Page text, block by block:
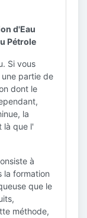
d'Eau
Pétrole
Si vous
partie de
dont le
la
là que l'
à
la formation
que le
méthode,